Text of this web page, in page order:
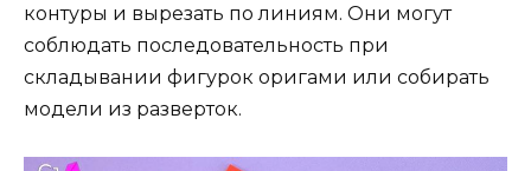
контуры и вырезать по линиям. Они могут
соблюдать последовательность при
складывании фигурок оригами или собирать
модели из разверток.